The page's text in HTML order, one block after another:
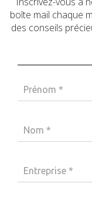
boîte mail chaque
des conseils